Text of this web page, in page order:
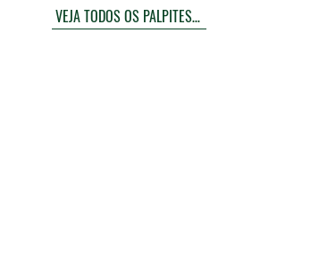
VEJA TODOS OS PALPITES DE HOJE